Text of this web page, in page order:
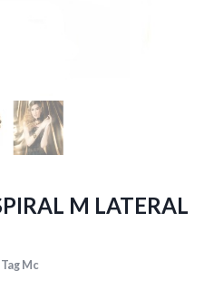
M LATERAL
Tag Mc